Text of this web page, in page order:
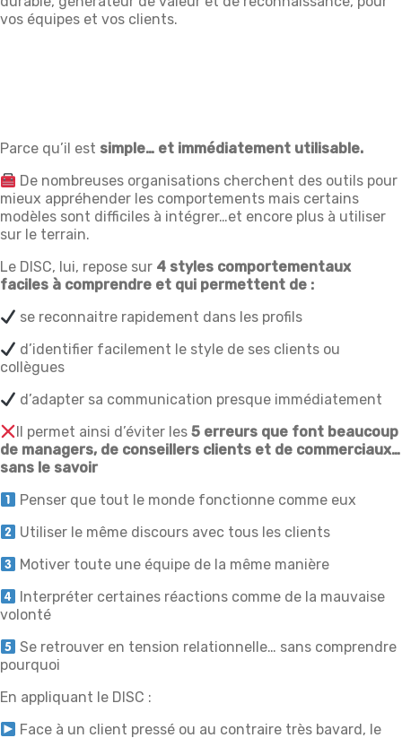
vos équipes et vos clients.
Parce qu’il est simple… et immédiatement utilisable.
De nombreuses organisations cherchent des outils pour
mieux appréhender les comportements mais certains
modèles sont difficiles à intégrer…et encore plus à utiliser
sur le terrain.
Le DISC, lui, repose sur 4 styles comportementaux
faciles à comprendre et qui permettent de :
se reconnaitre rapidement dans les profils
d’identifier facilement le style de ses clients ou
collègues
d’adapter sa communication presque immédiatement
Il permet ainsi d’éviter les5 erreurs que font beaucoup
de managers, de conseillers clients et de commerciaux…
sans le savoir
Penser que tout le monde fonctionne comme eux
Utiliser le même discours avec tous les clients
Motiver toute une équipe de la même manière
Interpréter certaines réactions comme de la mauvaise
volonté
Se retrouver en tension relationnelle… sans comprendre
pourquoi
En appliquant le DISC :
Face à un client pressé ou au contraire très bavard, le